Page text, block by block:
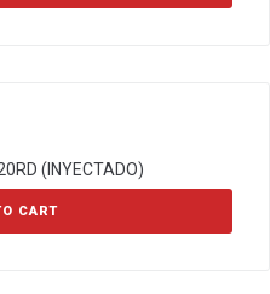
(INYECTADO)
CART